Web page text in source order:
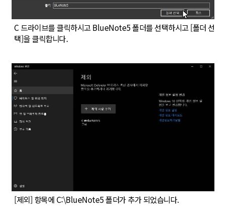
C 드라이브를 클릭하시고 BlueNote5 폴더를 선택하시고 [폴더 선
택]을 클릭합니다.
[제외] 항목에 C:\BlueNote5 폴더가 추가 되었습니다.